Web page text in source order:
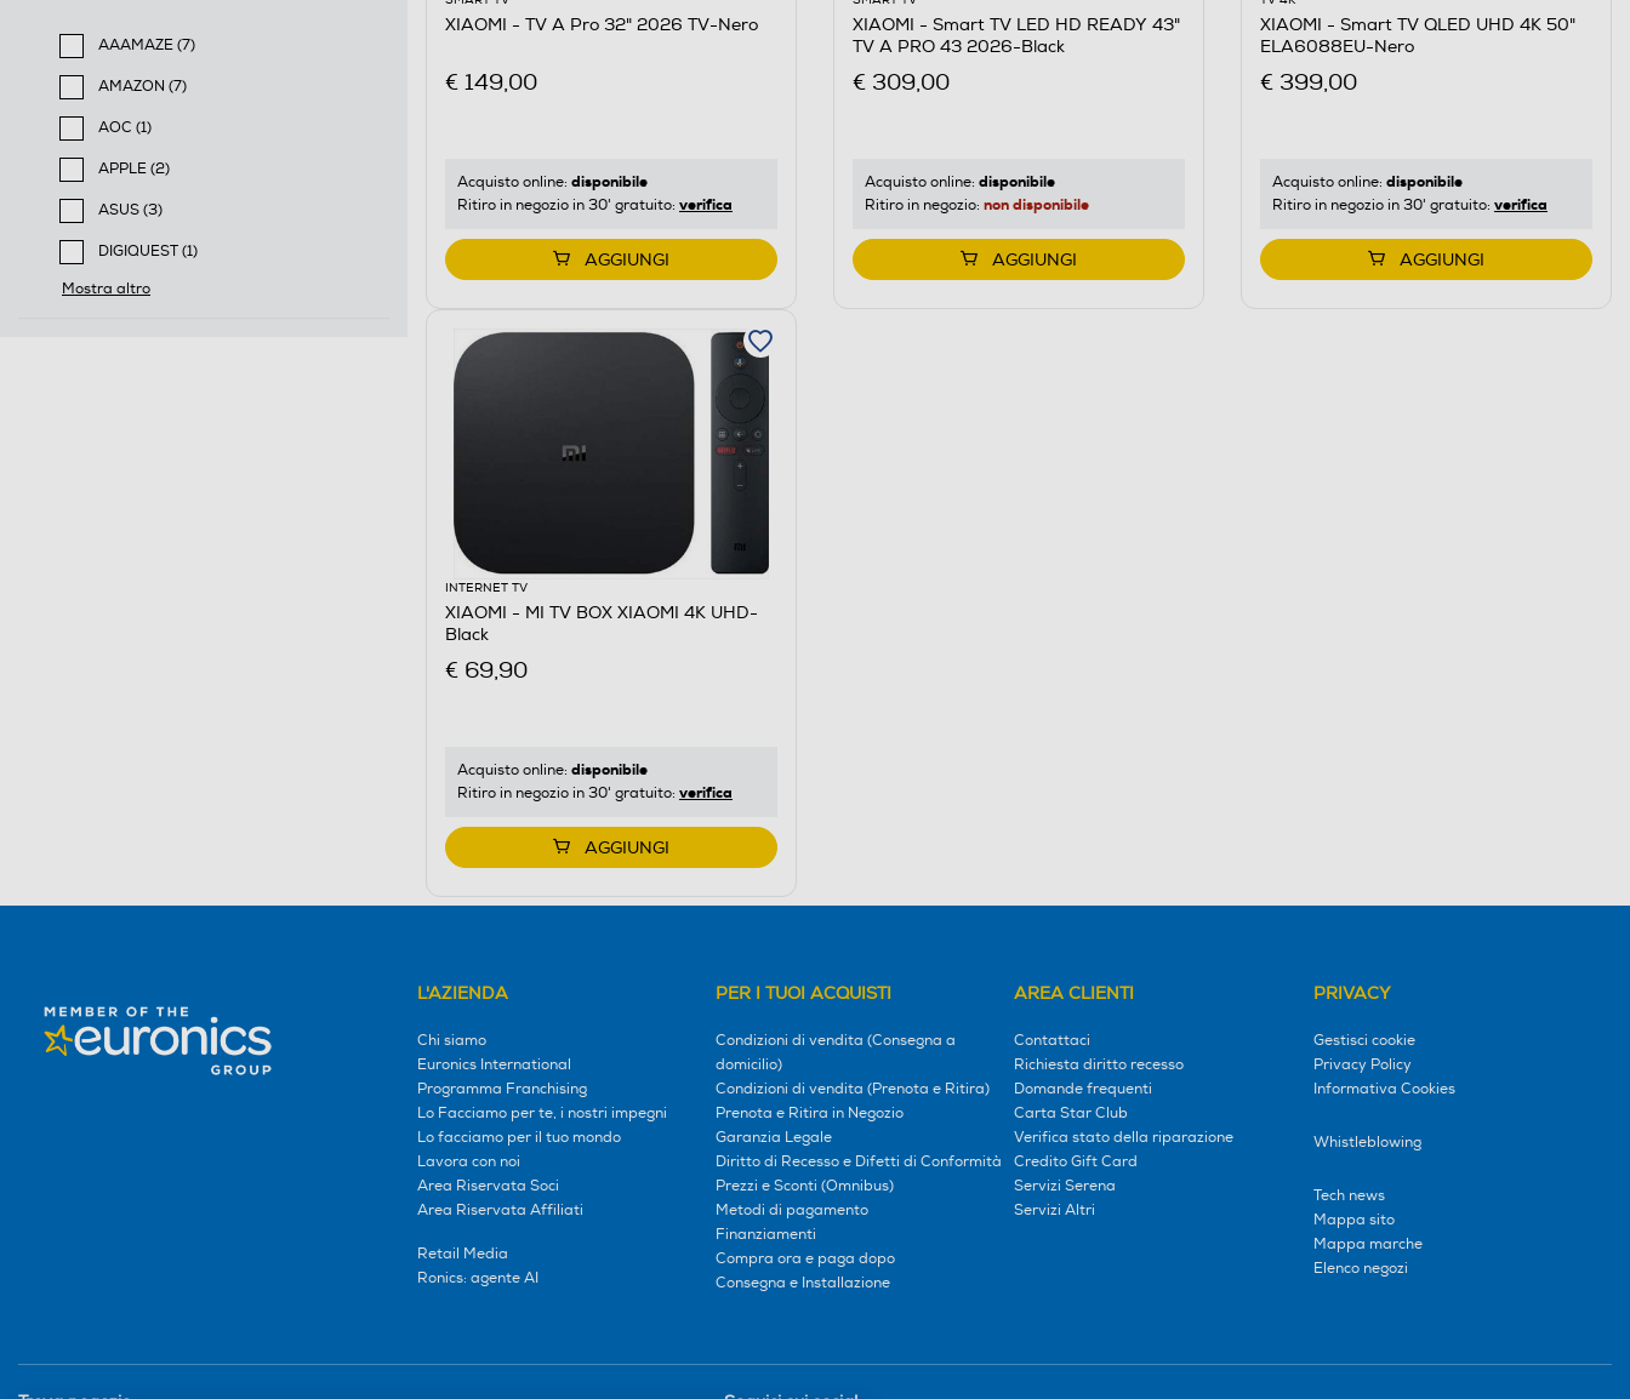
AAAMAZE (7)
Filtra per Marca: AAAMAZE
AMAZON (7)
Filtra per Marca: AMAZON
AOC (1)
Filtra per Marca: AOC
APPLE (2)
Filtra per Marca: APPLE
ASUS (3)
Filtra per Marca: ASUS
DIGIQUEST (1)
Filtra per Marca: DIGIQUEST
Mostra altro
XIAOMI - TV A Pro 32" 2026 TV-Nero
€ 149,00
Acquisto online: disponibile
Ritiro in negozio in 30' gratuito: verifica
AGGIUNGI
XIAOMI - Smart TV LED HD READY 43"
TV A PRO 43 2026-Black
€ 309,00
Acquisto online: disponibile
Ritiro in negozio: non disponibile
AGGIUNGI
XIAOMI - Smart TV QLED UHD 4K 50"
ELA6088EU-Nero
€ 399,00
Acquisto online: disponibile
Ritiro in negozio in 30' gratuito: verifica
AGGIUNGI
INTERNET TV
XIAOMI - MI TV BOX XIAOMI 4K UHD-
Black
€ 69,90
Acquisto online: disponibile
Ritiro in negozio in 30' gratuito: verifica
AGGIUNGI
L'AZIENDA
Chi siamo
Euronics International
Programma Franchising
Lo Facciamo per te, i nostri impegni
Lo facciamo per il tuo mondo
Lavora con noi
Area Riservata Soci
Area Riservata Affiliati
Retail Media
Ronics: agente AI
PER I TUOI ACQUISTI
Condizioni di vendita (Consegna a
domicilio)
Condizioni di vendita (Prenota e Ritira)
Prenota e Ritira in Negozio
Garanzia Legale
Diritto di Recesso e Difetti di Conformità
Prezzi e Sconti (Omnibus)
Metodi di pagamento
Finanziamenti
Compra ora e paga dopo
Consegna e Installazione
AREA CLIENTI
Contattaci
Richiesta diritto recesso
Domande frequenti
Carta Star Club
Verifica stato della riparazione
Credito Gift Card
Servizi Serena
Servizi Altri
PRIVACY
Gestisci cookie
Privacy Policy
Informativa Cookies
Whistleblowing
Tech news
Mappa sito
Mappa marche
Elenco negozi